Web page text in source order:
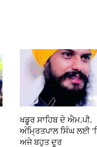
ਖਡੂਰ ਸਾਹਿਬ ਦੇ ਐਮ.ਪੀ.
ਅੰਮ੍ਰਿਤਪਾਲ ਸਿੰਘ ਲਈ
ਅਜੇ ਬਹੁਤ ਦੂਰ